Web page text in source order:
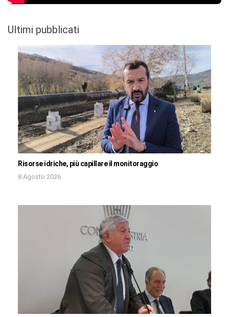
Ultimi pubblicati
Risorse idriche, più capillare il monitoraggio
8 Agosto 2026